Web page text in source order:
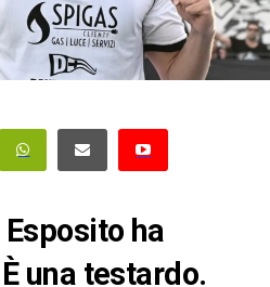
Esposito ha
una testardo.